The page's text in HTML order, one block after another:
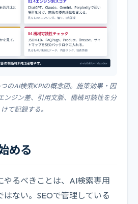
のAI検索KPIの概念図。施策効果・因
ンジン差、引用文脈、機械可読性を分
けて記録する。
める
やるべきことは、AI検索専用
はない。SEOで管理している